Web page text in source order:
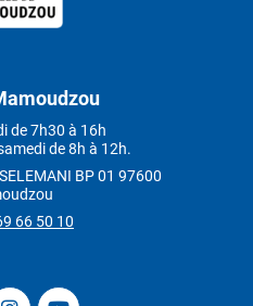
de 7h30 à 16h
de 8h à 12h.
BP 01 97600
66 50 10